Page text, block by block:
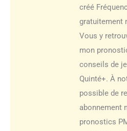
créé
gratuitement
Vous y
mon
conseils de
Quinté+. À
possible de
abonnement
pronostics